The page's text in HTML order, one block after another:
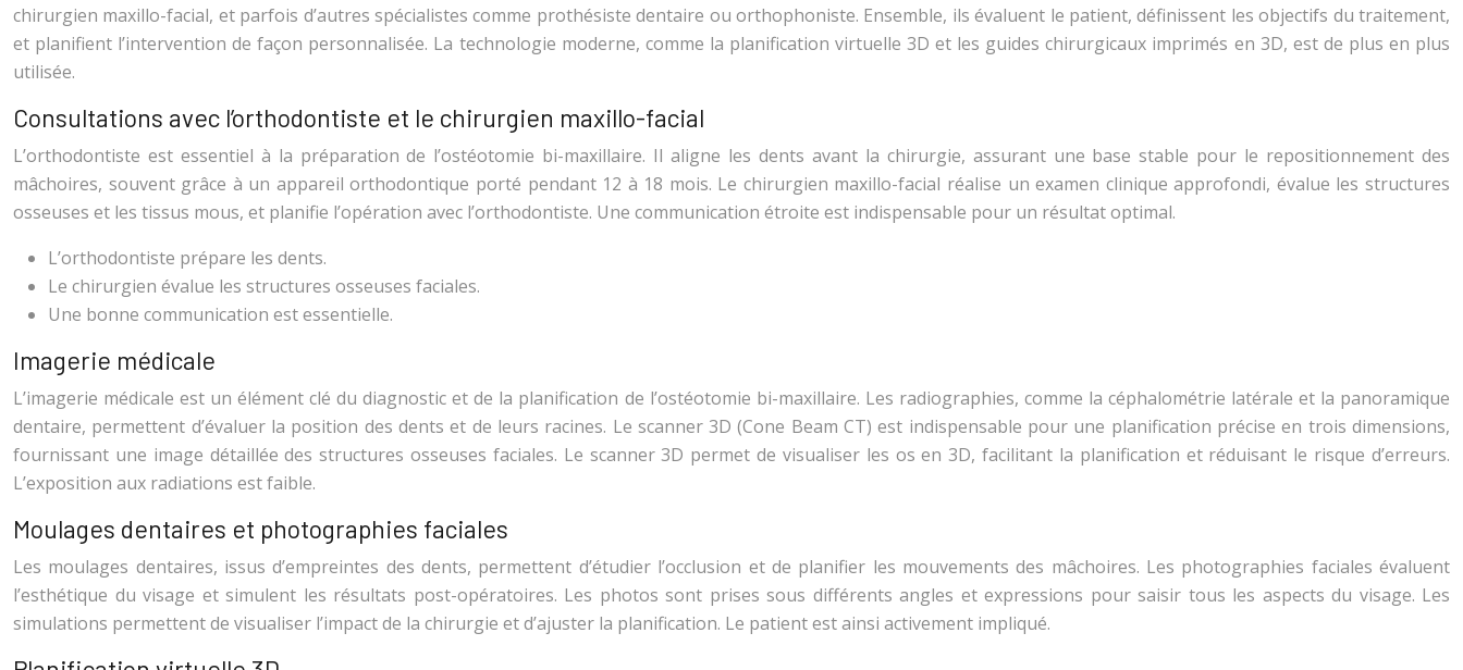
chirurgien maxillo-facial, et parfois d’autres spécialistes comme prothésiste dentaire ou orthophoniste. Ensemble, ils évaluent le patient, définissent les objectifs du traitement,
et planifient l’intervention de façon personnalisée. La technologie moderne, comme la planification virtuelle 3D et les guides chirurgicaux imprimés en 3D, est de plus en plus
utilisée.
Consultations avec l’orthodontiste et le chirurgien maxillo-facial
L’orthodontiste est essentiel à la préparation de l’ostéotomie bi-maxillaire. Il aligne les dents avant la chirurgie, assurant une base stable pour le repositionnement des
mâchoires, souvent grâce à un appareil orthodontique porté pendant 12 à 18 mois. Le chirurgien maxillo-facial réalise un examen clinique approfondi, évalue les structures
osseuses et les tissus mous, et planifie l’opération avec l’orthodontiste. Une communication étroite est indispensable pour un résultat optimal.
L’orthodontiste prépare les dents.
Le chirurgien évalue les structures osseuses faciales.
Une bonne communication est essentielle.
Imagerie médicale
L’imagerie médicale est un élément clé du diagnostic et de la planification de l’ostéotomie bi-maxillaire. Les radiographies, comme la céphalométrie latérale et la panoramique
dentaire, permettent d’évaluer la position des dents et de leurs racines. Le scanner 3D (Cone Beam CT) est indispensable pour une planification précise en trois dimensions,
fournissant une image détaillée des structures osseuses faciales. Le scanner 3D permet de visualiser les os en 3D, facilitant la planification et réduisant le risque d’erreurs.
L’exposition aux radiations est faible.
Moulages dentaires et photographies faciales
Les moulages dentaires, issus d’empreintes des dents, permettent d’étudier l’occlusion et de planifier les mouvements des mâchoires. Les photographies faciales évaluent
l’esthétique du visage et simulent les résultats post-opératoires. Les photos sont prises sous différents angles et expressions pour saisir tous les aspects du visage. Les
simulations permettent de visualiser l’impact de la chirurgie et d’ajuster la planification. Le patient est ainsi activement impliqué.